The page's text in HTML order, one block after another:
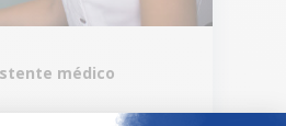
médico
Dentário do Luxemburgo